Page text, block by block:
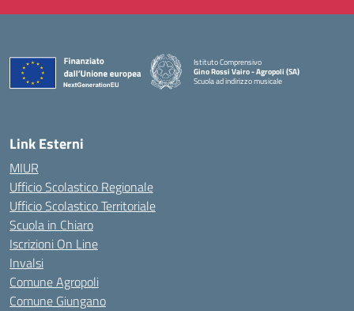
Istituto Comprensivo
Gino Rossi Vairo - Agropoli (SA)
Scuola ad indirizzo musicale
Link Esterni
MIUR
Ufficio Scolastico Regionale
Ufficio Scolastico Territoriale
Scuola in Chiaro
Iscrizioni On Line
Invalsi
Comune Agropoli
Comune Giungano